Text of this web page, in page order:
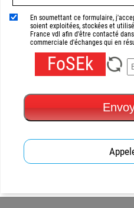
En soumettant ce formulaire,
soient exploitées, stockées et
France vdl afin d'être contacté
commerciale d'échanges qui en
FoSEk